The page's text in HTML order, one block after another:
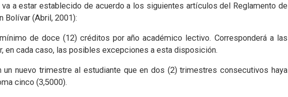
a estar establecido de acuerdo a los siguientes artículos del Reglamento de
Bolívar (Abril, 2001):
de doce (12) créditos por año académico lectivo. Corresponderá a las
en cada caso, las posibles excepciones a esta disposición.
nuevo trimestre al estudiante que en dos (2) trimestres consecutivos haya
cinco (3,5000).